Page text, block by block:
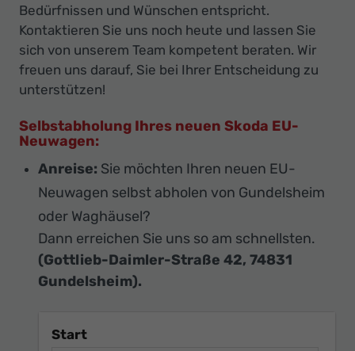
Bedürfnissen und Wünschen entspricht.
Kontaktieren Sie uns noch heute und lassen Sie
sich von unserem Team kompetent beraten. Wir
freuen uns darauf, Sie bei Ihrer Entscheidung zu
unterstützen!
Selbstabholung Ihres neuen Skoda EU-
Neuwagen:
Anreise: Sie möchten Ihren neuen EU-
Neuwagen selbst abholen von Gundelsheim
oder Waghäusel?
Dann erreichen Sie uns so am schnellsten.
(Gottlieb-Daimler-Straße 42, 74831
Gundelsheim).
Start